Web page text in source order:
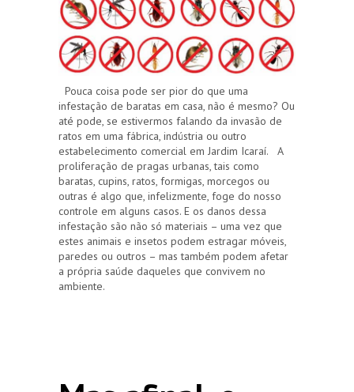
Pouca coisa pode ser pior do que uma
infestação de baratas em casa, não é mesmo? Ou
até pode, se estivermos falando da invasão de
ratos em uma fábrica, indústria ou outro
estabelecimento comercial em Jardim Icaraí. A
proliferação de pragas urbanas, tais como
baratas, cupins, ratos, formigas, morcegos ou
outras é algo que, infelizmente, foge do nosso
controle em alguns casos. E os danos dessa
infestação são não só materiais – uma vez que
estes animais e insetos podem estragar móveis,
paredes ou outros – mas também podem afetar
a própria saúde daqueles que convivem no
ambiente.